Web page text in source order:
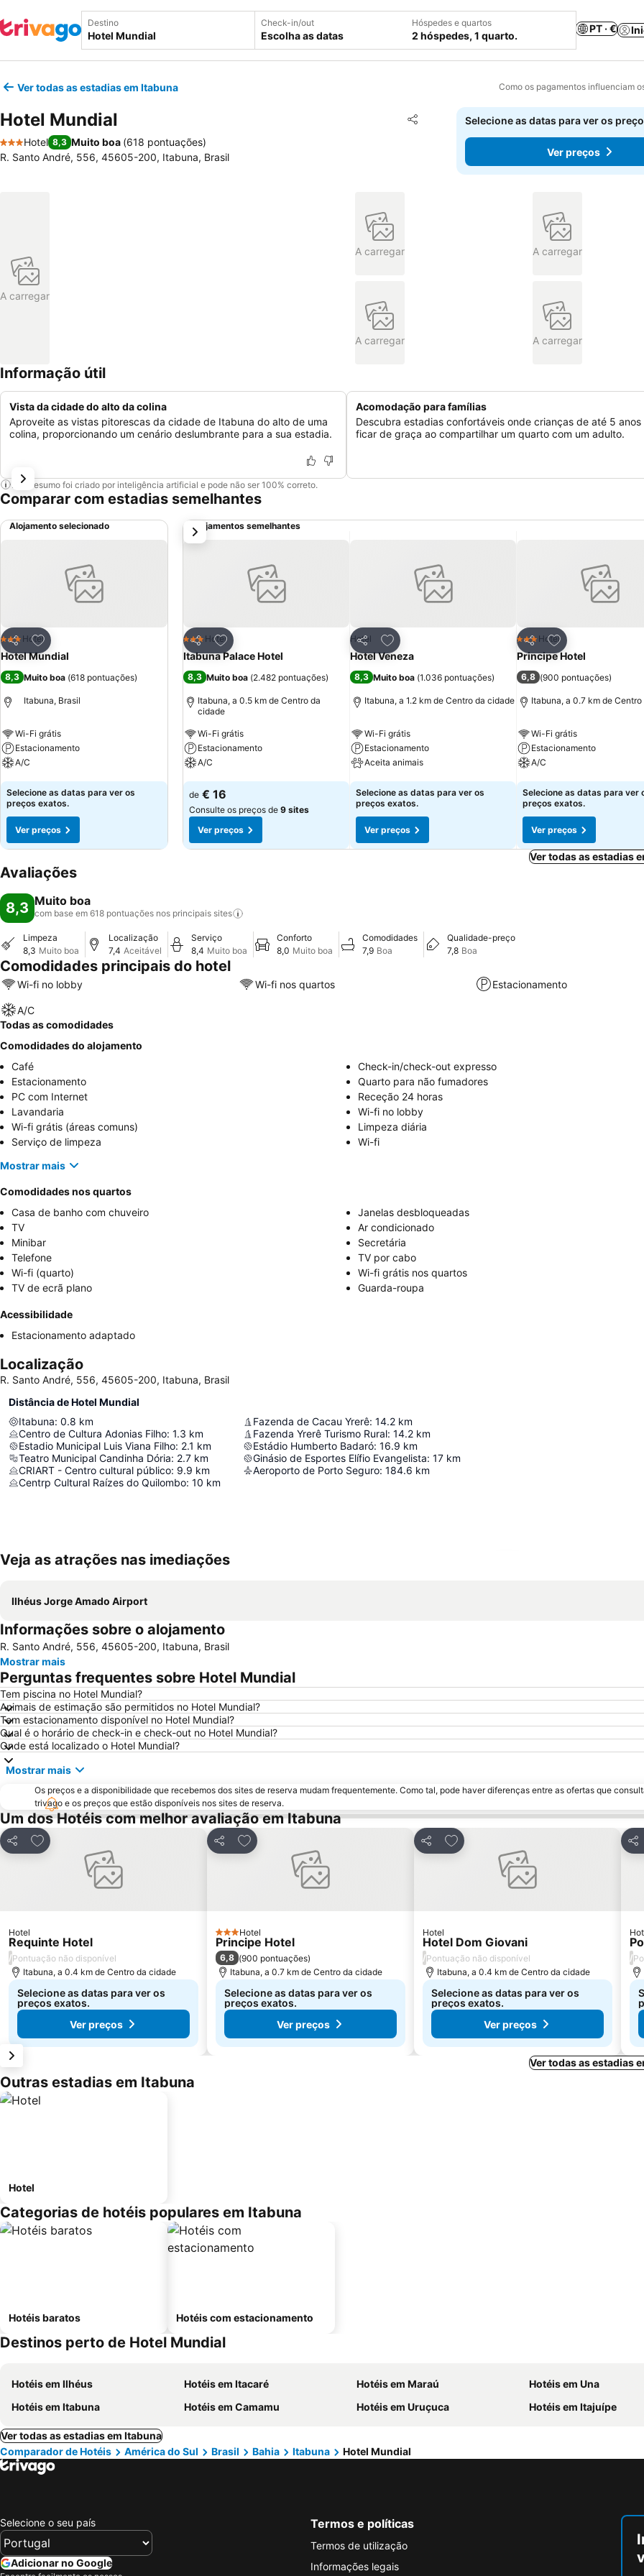
Destino Check-in/out
Escolha as datas
Hóspedes e quartos
2 hóspedes, 1 quarto.
PT · €
Ver todas as estadias em Itabuna Como os pagamentos influenciam
Hotel Mundial Partilhar
Adicionar aos favoritos
3 Estrelas
Hotel 8,3 Muito boa (618 pontuações)
R. Santo André, 556, 45605-200, Itabuna, Brasil
Selecione as datas para ver os
Ver preços
A carregar
A carregar A carregar
A carregar A carregar
Informação útil
Vista da cidade do alto da colina
Aproveite as vistas pitorescas da cidade de Itabuna do alto de uma
colina, proporcionando um cenário deslumbrante para a sua estadia.
Acomodação para famílias
Descubra estadias confortáveis onde crianças de até 5 anos
ficar de graça ao compartilhar um quarto com um adulto.
Este resumo foi criado por inteligência artificial e pode não ser 100% correto.
Comparar com estadias semelhantes
Alojamento selecionado
Partilhar
Adicionar aos favoritos
3 Estrelas
Hotel
Hotel Mundial
8,3 Muito boa (618 pontuações)
Itabuna, Brasil
Wi-Fi grátis
Estacionamento
A/C
Ver preços
Selecione as datas para ver os
preços exatos.
Ver preços
Alojamentos semelhantes
Partilhar
Adicionar aos favoritos
3 Estrelas
Hotel
Itabuna Palace Hotel
8,3 Muito boa (2.482 pontuações)
Itabuna, a 0.5 km de Centro da
cidade
Wi-Fi grátis
Estacionamento
A/C
Ver preços
de € 16
Consulte os preços de 9 sites
Ver preços
Partilhar
Adicionar aos favoritos
Hotel
Hotel Veneza
8,3 Muito boa (1.036 pontuações)
Itabuna, a 1.2 km de Centro da cidade
Wi-Fi grátis
Estacionamento
Aceita animais
Ver preços
Selecione as datas para ver os
preços exatos.
Ver preços
Partilhar
Adicionar aos
3 Estrelas
Hotel
Principe Hotel
6,8 (900 pontuações)
Itabuna, a 0.7 km de
Wi-Fi grátis
Estacionamento
A/C
Ver preços
Selecione as datas para ver
preços exatos.
Ver preços
próximo
Ver todas as estadias
Avaliações
8,3 Muito boa
com base em 618 pontuações nos principais sites
Limpeza
8,3 Muito boa
Localização
7,4 Aceitável
Serviço
8,4 Muito boa
Conforto
8,0 Muito boa
Comodidades
7,9 Boa
Qualidade-preço
7,8 Boa
Comodidades principais do hotel
Wi-fi no lobby Wi-fi nos quartos Estacionamento
A/C
Todas as comodidades
Comodidades do alojamento
Café
Check-in/check-out expresso
Estacionamento
Quarto para não fumadores
PC com Internet
Receção 24 horas
Lavandaria
Wi-fi no lobby
Wi-fi grátis (áreas comuns)
Limpeza diária
Serviço de limpeza
Wi-fi
Mostrar mais
Comodidades nos quartos
Casa de banho com chuveiro
Janelas desbloqueadas
TV
Ar condicionado
Minibar
Secretária
Telefone
TV por cabo
Wi-fi (quarto)
Wi-fi grátis nos quartos
TV de ecrã plano
Guarda-roupa
Acessibilidade
Estacionamento adaptado
Localização
R. Santo André, 556, 45605-200, Itabuna, Brasil
Distância de Hotel Mundial
Itabuna: 0.8 km
Centro de Cultura Adonias Filho: 1.3 km
Estadio Municipal Luis Viana Filho: 2.1 km
Teatro Municipal Candinha Dória: 2.7 km
CRIART - Centro cultural público: 9.9 km
Centrp Cultural Raízes do Quilombo: 10 km
Fazenda de Cacau Yrerê: 14.2 km
Fazenda Yrerê Turismo Rural: 14.2 km
Estádio Humberto Badaró: 16.9 km
Ginásio de Esportes Elífio Evangelista: 17 km
Aeroporto de Porto Seguro: 184.6 km
Veja as atrações nas imediações
Ilhéus Jorge Amado Airport
Informações sobre o alojamento
R. Santo André, 556, 45605-200, Itabuna, Brasil
Mostrar mais
Perguntas frequentes sobre Hotel Mundial
Tem piscina no Hotel Mundial?
Animais de estimação são permitidos no Hotel Mundial?
Tem estacionamento disponível no Hotel Mundial?
Qual é o horário de check-in e check-out no Hotel Mundial?
Onde está localizado o Hotel Mundial?
Mostrar mais
Os preços e a disponibilidade que recebemos dos sites de reserva mudam frequentemente. Como tal, pode haver diferenças entre as ofertas que
trivago e os preços que estão disponíveis nos sites de reserva.
Um dos Hotéis com melhor avaliação em Itabuna
Partilhar
Adicionar aos favoritos
Hotel
Requinte Hotel
/Pontuação não disponível
Itabuna, a 0.4 km de Centro da cidade
Selecione as datas para ver os
preços exatos.
Ver preços
Partilhar
Adicionar aos favoritos
3 Estrelas
Hotel
Principe Hotel
6,8 (900 pontuações)
Itabuna, a 0.7 km de Centro da cidade
Selecione as datas para ver os
preços exatos.
Ver preços
Partilhar
Adicionar aos favoritos
Hotel
Hotel Dom Giovani
/Pontuação não disponível
Itabuna, a 0.4 km de Centro da cidade
Selecione as datas para ver os
preços exatos.
Ver preços
/
Ver todas as estadias
Outras estadias em Itabuna
Hotel
Categorias de hotéis populares em Itabuna
Hotéis baratos Hotéis com estacionamento
Destinos perto de Hotel Mundial
Hotéis em Ilhéus Hotéis em Itacaré Hotéis em Maraú
Hotéis em Una
Hotéis em Itabuna
Hotéis em Camamu Hotéis em Uruçuca Hotéis em Itajuípe
Ver todas as estadias em Itabuna
Comparador de Hotéis
América do Sul Brasil Bahia Itabuna Hotel Mundial
Selecione o seu país
Adicionar no Google
Termos e políticas
Termos de utilização
Informações legais